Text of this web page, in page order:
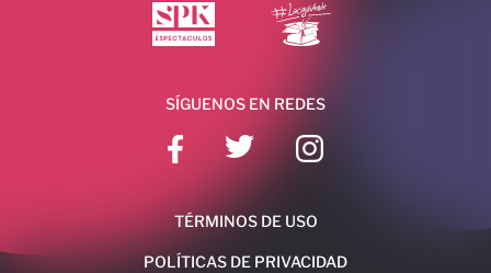
SÍGUENOS EN REDES
TÉRMINOS DE USO
POLÍTICAS DE PRIVACIDAD